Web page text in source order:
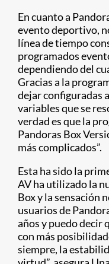
En cuanto a
evento deportivo,
línea de tiempo
programados
dependiendo del
Gracias a la
dejar configuradas
variables que se
verdad es que la
Pandoras Box
más complicados”.
Esta ha sido la
AV ha utilizado la
Box y la sensación
usuarios de
años y puedo decir
con más
siempre, la